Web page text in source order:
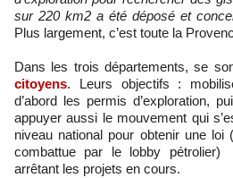
sur 220 km2 a été déposé et
Plus largement, c’est toute la
Dans les trois départements, se
citoyens. Leurs objectifs :
d’abord les permis d’exploration,
appuyer aussi le mouvement qui
niveau national pour obtenir une loi
combattue par le lobby pétrolier)
arrêtant les projets en cours.